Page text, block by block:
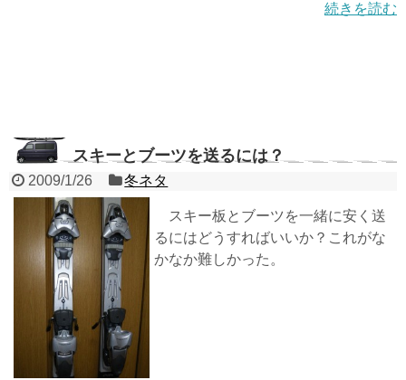
続きを読む
スキーとブーツを送るには？
2009/1/26 冬ネタ
スキー板とブーツを一緒に安く送
るにはどうすればいいか？これがな
かなか難しかった。